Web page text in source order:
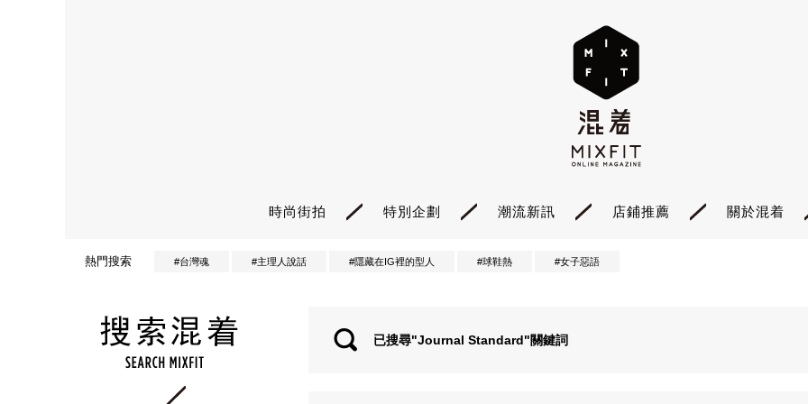
時尚街拍 特別企劃 潮流新訊 店鋪推薦 關於混着
熱門搜索 #台灣魂 #主理人說話 #隱藏在IG裡的型人 #球鞋熱 #女子惡語
已搜尋"Journal Standard"關鍵詞